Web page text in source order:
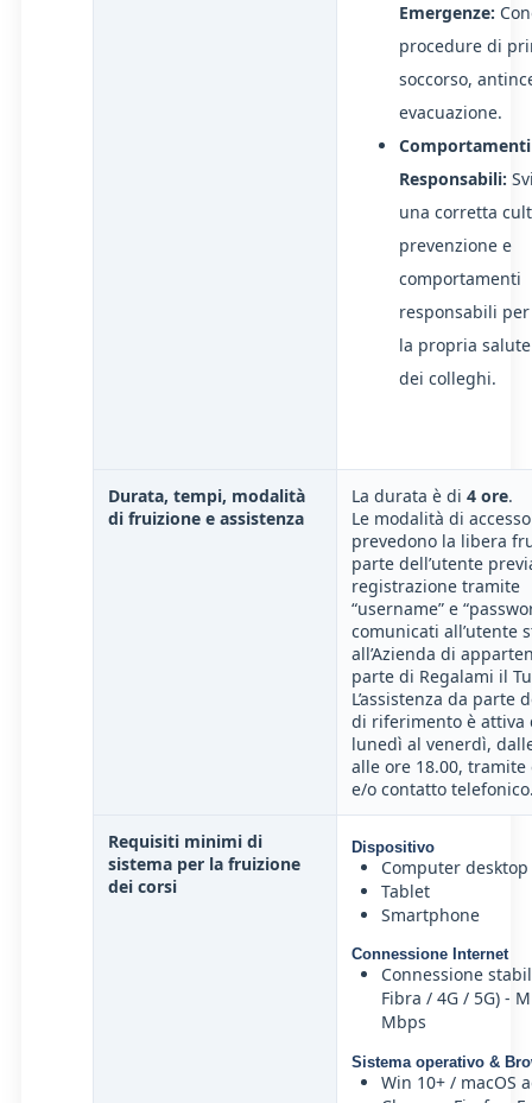
Emergenze:
procedure di
soccorso,
evacuazione.
Comportamenti
Responsabili:
una corretta
prevenzione e
comportamenti
responsabili
la propria
dei colleghi.
Durata, tempi, modalità
di fruizione e assistenza
La durata è di 4 ore.
Le modalità di accesso
prevedono la libera
parte dell’utente
registrazione tramite
“username” e
comunicati all’utente
all’Azienda di
parte di Regalami il
L’assistenza da parte
di riferimento è attiva
lunedì al venerdì,
alle ore 18.00, tramite
e/o contatto
Requisiti minimi di
sistema per la fruizione
dei corsi
Dispositivo
Computer
Tablet
Smartphone
Connessione Internet
Connessione
Fibra / 4G / 5G) -
Mbps
Sistema operativo &
Win 10+ / macOS